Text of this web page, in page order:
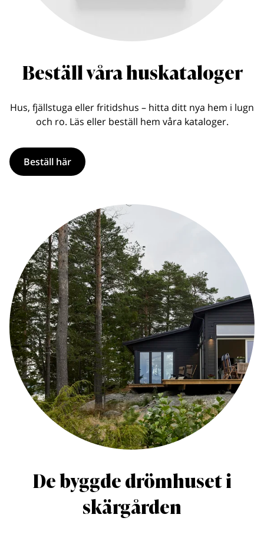
Beställ våra huskataloger
Hus, fjällstuga eller fritidshus – hitta ditt nya hem i lugn
och ro. Läs eller beställ hem våra kataloger.
Beställ här
De byggde drömhuset i
skärgården